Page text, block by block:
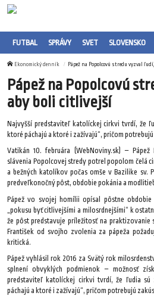
FUTBAL SPRÁVY SVET SLOVENSKO
Ekonomický denník Pápež na Popolcovú stredu vyzval
Pápež na Popolcovú
aby boli citlivejší
Najvyšší predstaviteľ katolíckej cirkvi tvrdí, že
ktoré páchajú a ktoré i zažívajú“, pričom
Vatikán 10. februára (WebNoviny.sk) –
slávenia Popolcovej stredy potrel popolom čelá
a bežných katolíkov počas omše v Bazilike sv.
predveľkonočný pôst, obdobie pokánia a
Pápež vo svojej homílii opísal pôstne
„pokusu byť citlivejšími a milosrdnejšími“ k
že pôst predstavuje príležitosť na praktizovanie
František od svojho zvolenia za pápeža
kritická.
Pápež vyhlásil rok 2016 za Svätý rok
splnení obvyklých podmienok – možnosť
predstaviteľ katolíckej cirkvi tvrdí, že ľudia sú
páchajú a ktoré i zažívajú“, pričom potrebujú